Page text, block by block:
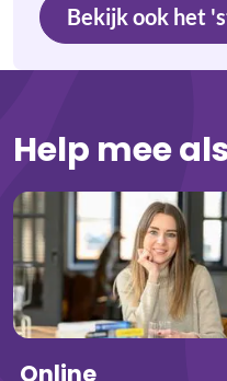
Bekijk ook het
Help mee
Online